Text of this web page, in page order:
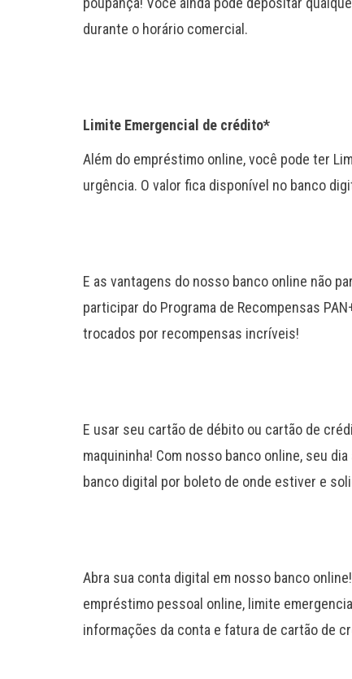
durante o horário comercial.
Limite Emergencial de crédito*
Além do empréstimo online, você pode ter
urgência. O valor fica disponível no banco
E as vantagens do nosso banco online não
participar do Programa de Recompensas
trocados por recompensas incríveis!
E usar seu cartão de débito ou cartão de
maquininha! Com nosso banco online, seu
banco digital por boleto de onde estiver e
Abra sua conta digital em nosso banco
empréstimo pessoal online, limite
informações da conta e fatura de cartão de